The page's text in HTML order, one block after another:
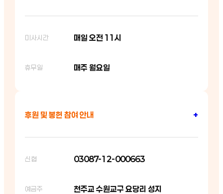
미사시간 매일 오전 11시
휴무일 매주 월요일
후원 및 봉헌 참여 안내 +
신협 03087-12-000663
예금주 천주교 수원교구 요당리 성지